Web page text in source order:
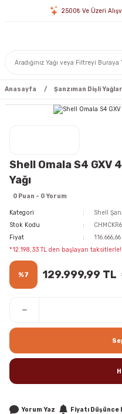
2500₺ Ve Üzeri
Anasayfa Şanzıman Dişli
Shell Omala S4 GXV
Yağı
0 Puan - 0 Yorum
Kategori
Shell
Stok Kodu
Fiyat
*12.198,33 TL den başlayan taksitlerle!!
%7 129.999,99 TL
Yorum Yaz
Fiyatı Düşünce